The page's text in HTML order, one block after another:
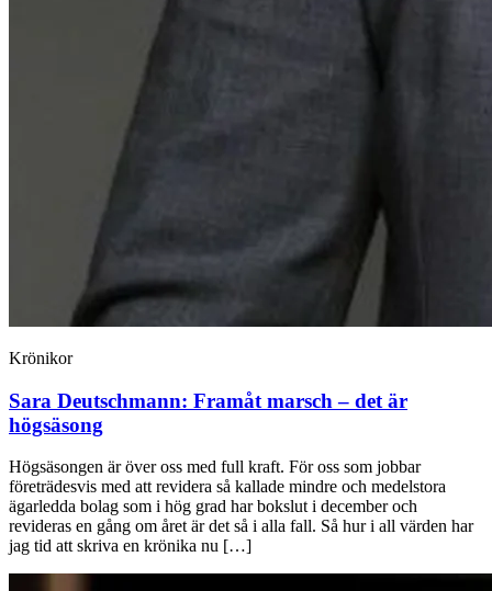
Krönikor
Sara Deutschmann: Framåt marsch – det är
högsäsong
Högsäsongen är över oss med full kraft. För oss som jobbar
företrädesvis med att revidera så kallade mindre och medelstora
ägarledda bolag som i hög grad har bokslut i december och
revideras en gång om året är det så i alla fall. Så hur i all värden har
jag tid att skriva en krönika nu […]